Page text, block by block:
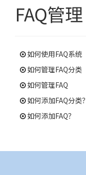
FAQ管理
如何使用FAQ系统
如何管理FAQ分类
如何管理FAQ
如何添加FAQ分类？
如何添加FAQ？